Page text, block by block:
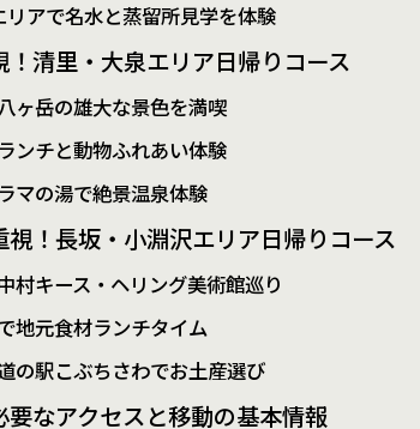
リアで名水と蒸留所見学を体験
！清里・大泉エリア日帰りコース
ヶ岳の雄大な景色を満喫
ンチと動物ふれあい体験
マの湯で絶景温泉体験
視！長坂・小淵沢エリア日帰りコース
村キース・ヘリング美術館巡り
地元食材ランチタイム
の駅こぶちさわでお土産選び
なアクセスと移動の基本情報